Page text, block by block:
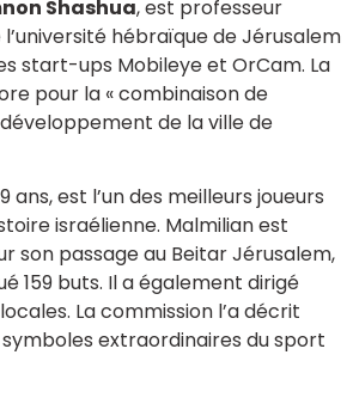
Shashua, est professeur
hébraïque de Jérusalem
start-ups Mobileye et OrCam. La
pour la « combinaison de
de la ville de
ans, est l’un des meilleurs joueurs
israélienne. Malmilian est
son passage au Beitar Jérusalem,
159 buts. Il a également dirigé
La commission l’a décrit
symboles extraordinaires du sport